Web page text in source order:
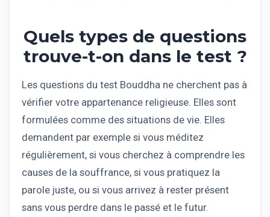
Quels types de questions
trouve-t-on dans le test ?
Les questions du test Bouddha ne cherchent pas à
vérifier votre appartenance religieuse. Elles sont
formulées comme des situations de vie. Elles
demandent par exemple si vous méditez
régulièrement, si vous cherchez à comprendre les
causes de la souffrance, si vous pratiquez la
parole juste, ou si vous arrivez à rester présent
sans vous perdre dans le passé et le futur.